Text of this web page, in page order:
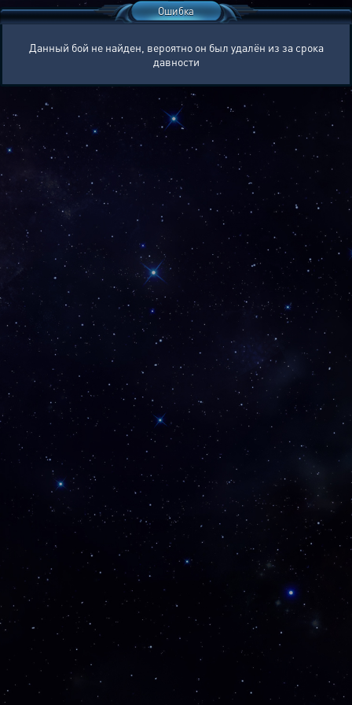
Ошибка
Данный бой не найден, вероятно он был удалён из за срока
давности